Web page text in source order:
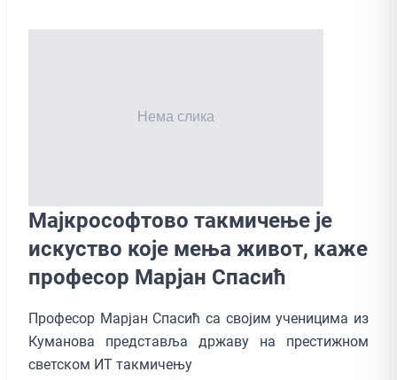
Мајкрософтово такмичење је
искуство које мења живот, каже
професор Марјан Спасић
Професор Марјан Спасић са својим ученицима из
Куманова представља државу на престижном
светском ИТ такмичењу